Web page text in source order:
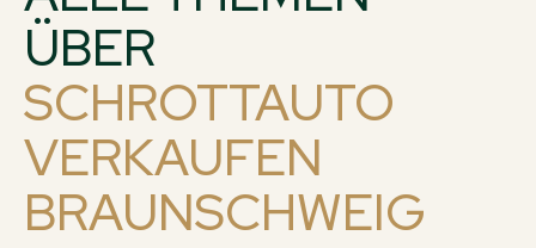
ÜBER
SCHROTTAUTO
VERKAUFEN
BRAUNSCHWEIG